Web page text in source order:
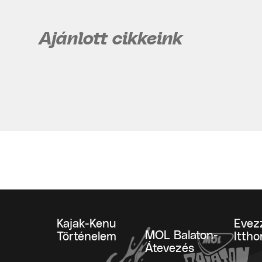
Ajánlott cikkeink
Kajak-Kenu
Történelem
MOL Balaton-
Átevezés